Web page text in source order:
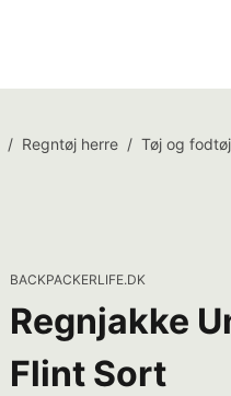
/ Regntøj herre / Tøj og fodtøj
BACKPACKERLIFE.DK
Regnjakke
Flint Sort